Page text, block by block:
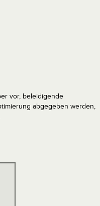
vor, beleidigende
abgegeben werden,